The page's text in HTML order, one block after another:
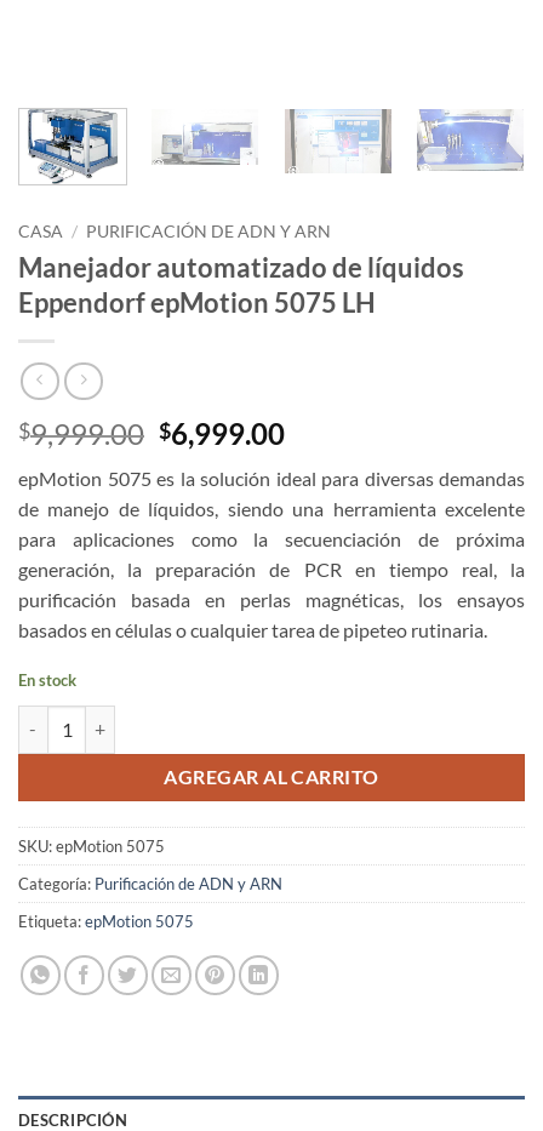
CASA / PURIFICACIÓN DE ADN Y ARN
Manejador automatizado de líquidos
Eppendorf epMotion 5075 LH
$9,999.00 El
precio
original
era:
$9,999.00.
$6,999.00El
actual
es:
$6,999.00.
epMotion 5075 es la solución ideal para diversas demandas
de manejo de líquidos, siendo una herramienta excelente
para aplicaciones como la secuenciación de próxima
generación, la preparación de PCR en tiempo real, la
purificación basada en perlas magnéticas, los ensayos
basados en células o cualquier tarea de pipeteo rutinaria.
En stock
AGREGAR AL CARRITO
SKU:epMotion 5075
Categoría: Purificación de ADN y ARN
Etiqueta:epMotion 5075
DESCRIPCIÓN